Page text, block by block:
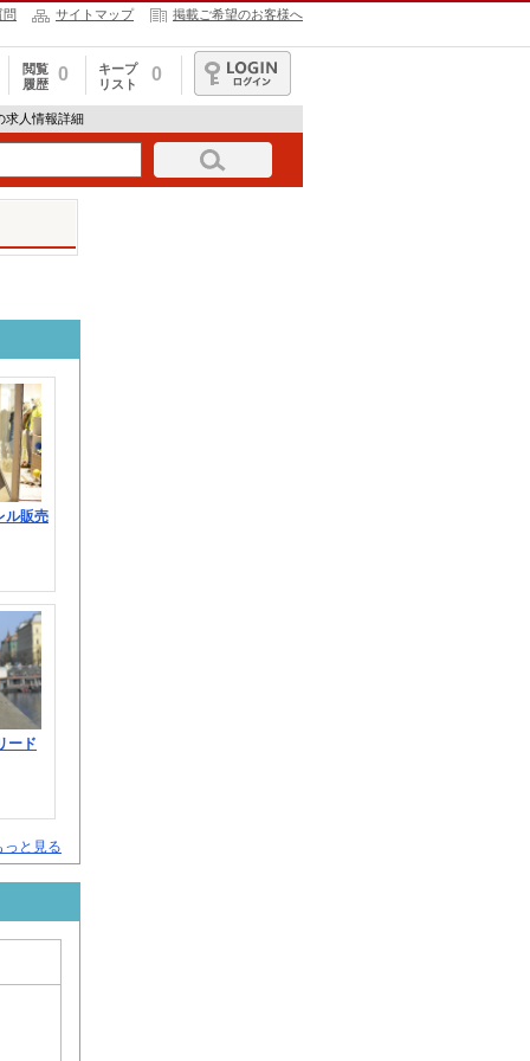
問 サイトマップ 掲載ご希望のお客様へ
閲覧
履歴
0
キープ
リスト
0
ログイン
求人情報詳細
ル販売
ード
っと見る